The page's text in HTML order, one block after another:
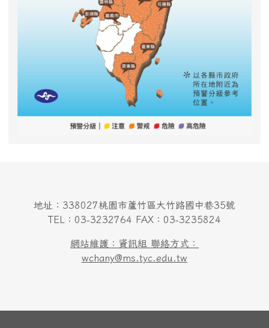
地址：338027桃園市蘆竹區大竹路國中巷35號
TEL：03-3232764 FAX：03-3235824
網站維護：資訊組 聯絡方式：
wchany@ms.tyc.edu.tw